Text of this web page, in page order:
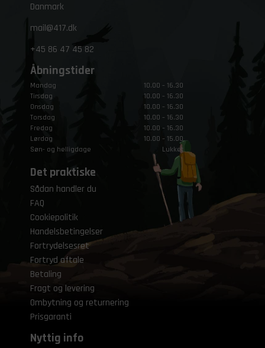
Danmark
mail@417.dk
+45 86 47 45 82
Åbningstider
Mandag
10.00 – 16.30
Tirsdag
10.00 – 16.30
Onsdag
10.00 – 16.30
Torsdag
10.00 – 16.30
Fredag
10.00 – 16.30
Lørdag
10.00 – 15.00
Søn- og helligdage
Lukket
Det praktiske
Sådan handler du
FAQ
Cookiepolitik
Handelsbetingelser
Fortrydelsesret
Fortryd aftale
Betaling
Fragt og levering
Ombytning og returnering
Prisgaranti
Nyttig info